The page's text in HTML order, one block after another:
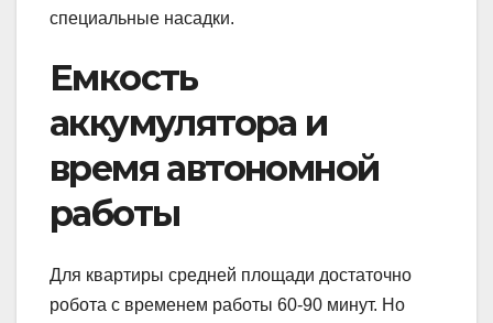
специальные насадки.
Емкость
аккумулятора и
время автономной
работы
Для квартиры средней площади достаточно
робота с временем работы 60-90 минут. Но